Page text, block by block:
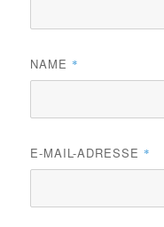
NAME *
E-MAIL-ADRESSE *